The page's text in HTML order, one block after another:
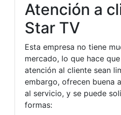
Atención a
Star TV
Esta empresa no tiene
mercado, lo que hace
atención al cliente sean
embargo, ofrecen buena
al servicio, y se puede
formas: